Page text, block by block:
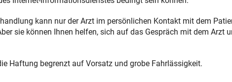
kann nur der Arzt im persönlichen Kontakt mit dem
sie können Ihnen helfen, sich auf das Gespräch mit dem Arzt
Haftung begrenzt auf Vorsatz und grobe Fahrlässigkeit.